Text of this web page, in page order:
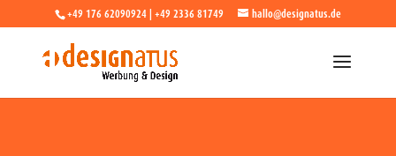
+49 176 62090924 | +49 2336 81749 hallo@designatus.de